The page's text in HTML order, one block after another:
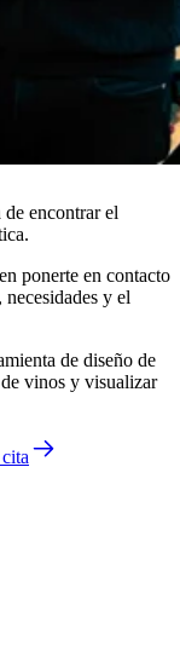
para
encontrar el
ponerte en contacto
y el
de diseño de
vinos y visualizar